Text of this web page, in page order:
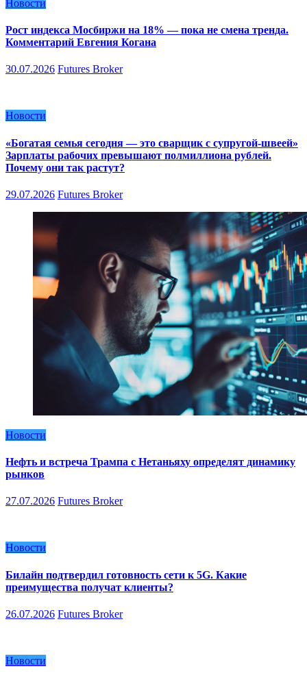
Новости
Рост индекса Мосбиржи на 18% — пока не смена тренда.
Комментарий Евгения Когана
30.07.2026 Futures Broker
Новости
«Богатая семья сегодня — это сварщик с супругой-швеей»
Зарплаты рабочих превышают полмиллиона рублей.
Почему они так растут?
29.07.2026 Futures Broker
Новости
Нефть и встреча Трампа с Нетаньяху определят динамику
рынков
27.07.2026 Futures Broker
Новости
Билайн подтвердил готовность сети к 5G. Какие
преимущества получат клиенты?
26.07.2026 Futures Broker
Новости